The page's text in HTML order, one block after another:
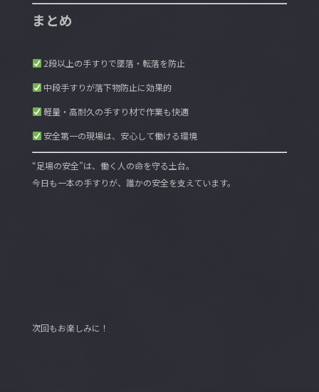
まとめ
2段以上の手すりで墜落・転落を防止
中段手すりが落下物防止に効果的
軽量・高耐久の手すり材で作業も快適
安全第一の現場は、安心して働ける環境
“足場の安全”は、働く人の命を守る土台。
今日も一本の手すりが、誰かの安全を支えています。
次回もお楽しみに！